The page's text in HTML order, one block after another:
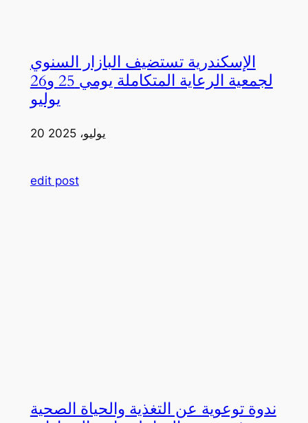
الإسكندرية تستضيف البازار السنوي
لجمعية الرعاية المتكاملة يومي 25 و26
يوليو
20 يوليو، 2025
edit post
ندوة توعوية عن التغذية والحياة الصحية